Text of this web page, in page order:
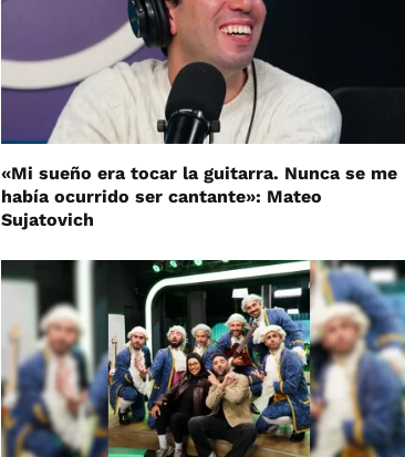
«Mi sueño era tocar la guitarra. Nunca se me
había ocurrido ser cantante»: Mateo
Sujatovich